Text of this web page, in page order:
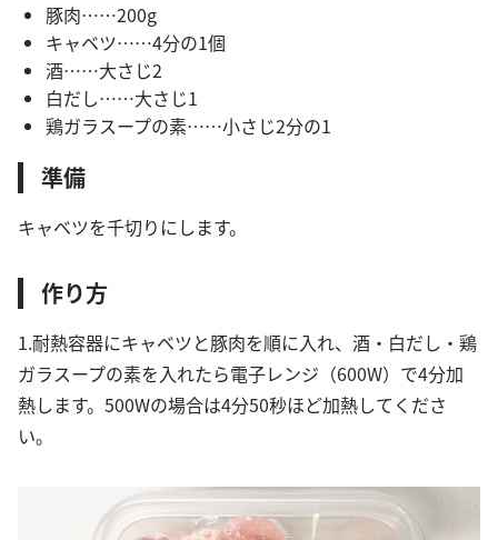
豚肉……200g
キャベツ……4分の1個
酒……大さじ2
白だし……大さじ1
鶏ガラスープの素……小さじ2分の1
準備
キャベツを千切りにします。
作り方
1.耐熱容器にキャベツと豚肉を順に入れ、酒・白だし・鶏
ガラスープの素を入れたら電子レンジ（600W）で4分加
熱します。500Wの場合は4分50秒ほど加熱してくださ
い。